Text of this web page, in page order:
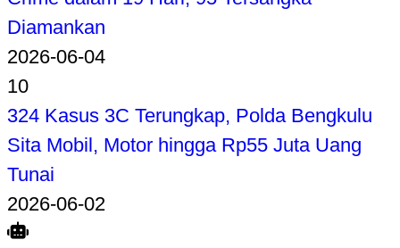
Diamankan
2026-06-04
10
324 Kasus 3C Terungkap, Polda Bengkulu
Sita Mobil, Motor hingga Rp55 Juta Uang
Tunai
2026-06-02